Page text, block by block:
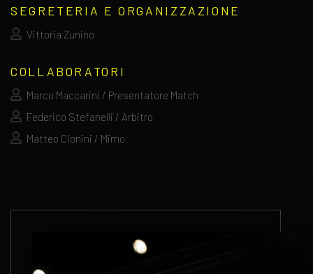
SEGRETERIA E ORGANIZZAZIONE
Vittoria Zunino
COLLABORATORI
Marco Maccarini / Presentatore Match
Federico Stefanelli / Arbitro
Matteo Cionini / Mimo